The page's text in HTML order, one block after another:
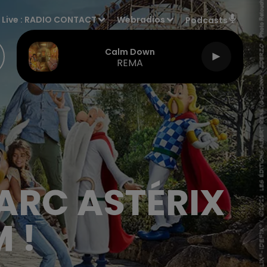
Live : RADIO CONTACT Webradios Podcasts
Calm Down
REMA
ASTÉRIX
!